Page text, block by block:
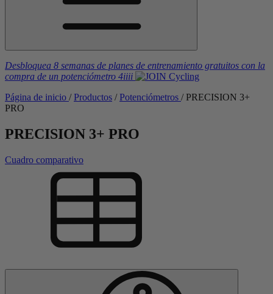
Desbloquea 8 semanas de planes de entrenamiento gratuitos con la
compra de un potenciómetro 4iiii
Página de inicio / Productos / Potenciómetros / PRECISION 3+
PRO
PRECISION 3+ PRO
Cuadro comparativo